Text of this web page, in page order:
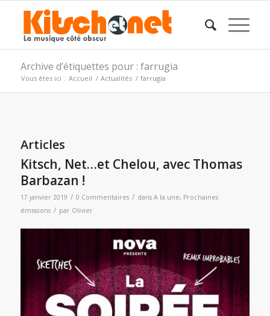
Archive d’étiquettes pour : farrugia
Vous êtes ici : Accueil / Actualités / farrugia
Articles
Kitsch, Net…et Chelou, avec Thomas
Barbazan !
17 janvier 2019 / 0 Commentaires / dans A la une, Prochaines
émissions / par Olivier